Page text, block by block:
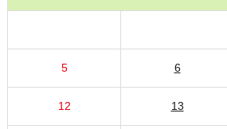
5 6
12 13